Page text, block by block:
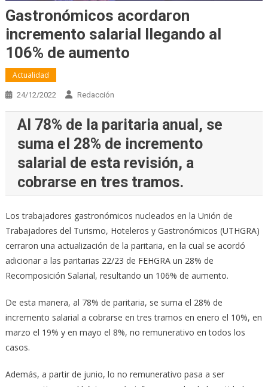
Gastronómicos acordaron
incremento salarial llegando al
106% de aumento
Actualidad
24/12/2022 Redacción
Al 78% de la paritaria anual, se
suma el 28% de incremento
salarial de esta revisión, a
cobrarse en tres tramos.
Los trabajadores gastronómicos nucleados en la Unión de
Trabajadores del Turismo, Hoteleros y Gastronómicos (UTHGRA)
cerraron una actualización de la paritaria, en la cual se acordó
adicionar a las paritarias 22/23 de FEHGRA un 28% de
Recomposición Salarial, resultando un 106% de aumento.
De esta manera, al 78% de paritaria, se suma el 28% de
incremento salarial a cobrarse en tres tramos en enero el 10%, en
marzo el 19% y en mayo el 8%, no remunerativo en todos los
casos.
Además, a partir de junio, lo no remunerativo pasa a ser